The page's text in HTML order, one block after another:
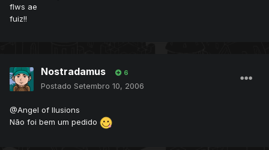
flws ae
fuiz!!
Nostradamus 6
Postado Setembro 10, 2006
@Angel of Ilusions
Não foi bem um pedido